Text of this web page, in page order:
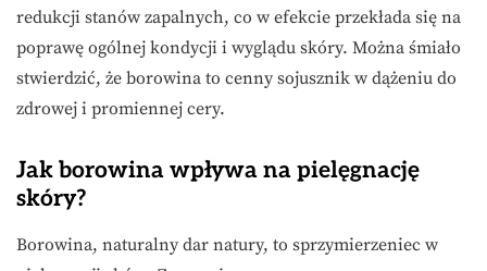
redukcji stanów zapalnych, co w efekcie przekłada się na
poprawę ogólnej kondycji i wyglądu skóry. Można śmiało
stwierdzić, że borowina to cenny sojusznik w dążeniu do
zdrowej i promiennej cery.
Jak borowina wpływa na pielęgnację
skóry?
Borowina, naturalny dar natury, to sprzymierzeniec w